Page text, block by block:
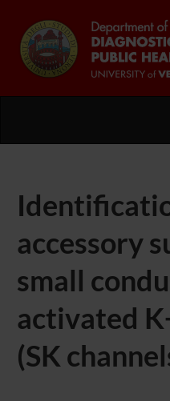
accessory
small
activated
(SK